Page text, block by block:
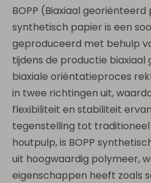
BOPP (Biaxiaal
synthetisch papier is een
geproduceerd met behulp
tijdens de productie biaxiaal
biaxiale oriëntatieproces
in twee richtingen uit,
flexibiliteit en stabiliteit
tegenstelling tot
houtpulp, is BOPP
uit hoogwaardig polymeer,
eigenschappen heeft zoals